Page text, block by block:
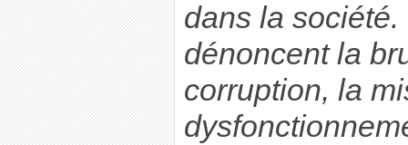
dans la
dénoncent la
corruption, la